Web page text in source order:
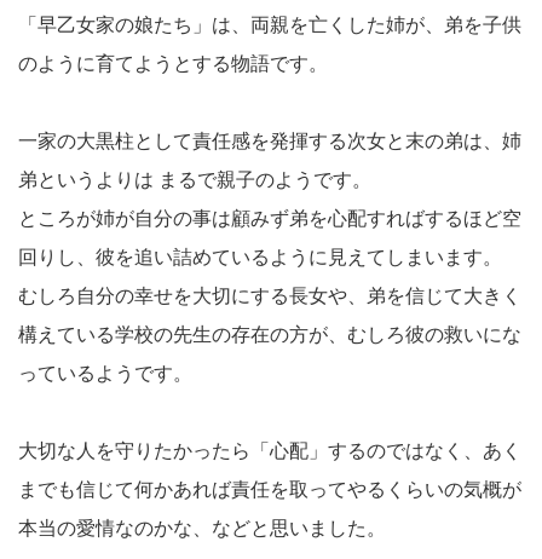
「早乙女家の娘たち」は、両親を亡くした姉が、弟を子供
のように育てようとする物語です。
一家の大黒柱として責任感を発揮する次女と末の弟は、姉
弟というよりは まるで親子のようです。
ところが姉が自分の事は顧みず弟を心配すればするほど空
回りし、彼を追い詰めているように見えてしまいます。
むしろ自分の幸せを大切にする長女や、弟を信じて大きく
構えている学校の先生の存在の方が、むしろ彼の救いにな
っているようです。
大切な人を守りたかったら「心配」するのではなく、あく
までも信じて何かあれば責任を取ってやるくらいの気概が
本当の愛情なのかな、などと思いました。